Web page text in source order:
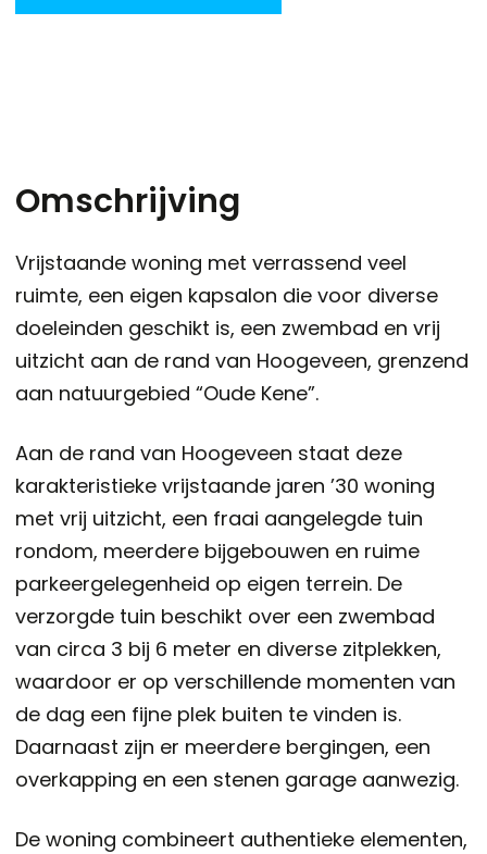
Omschrijving
Vrijstaande woning met verrassend veel
ruimte, een eigen kapsalon die voor diverse
doeleinden geschikt is, een zwembad en vrij
uitzicht aan de rand van Hoogeveen, grenzend
aan natuurgebied “Oude Kene”.
Aan de rand van Hoogeveen staat deze
karakteristieke vrijstaande jaren ’30 woning
met vrij uitzicht, een fraai aangelegde tuin
rondom, meerdere bijgebouwen en ruime
parkeergelegenheid op eigen terrein. De
verzorgde tuin beschikt over een zwembad
van circa 3 bij 6 meter en diverse zitplekken,
waardoor er op verschillende momenten van
de dag een fijne plek buiten te vinden is.
Daarnaast zijn er meerdere bergingen, een
overkapping en een stenen garage aanwezig.
De woning combineert authentieke elementen,